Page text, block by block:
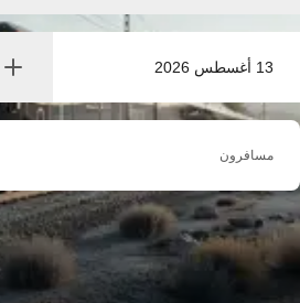
13 أغسطس 2026
مسافرون